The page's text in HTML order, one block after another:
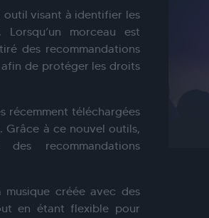
outil visant à identifier les
morceau est
des recommandations
de protéger les droits
récemment téléchargées
Grâce à ce nouvel outils,
recommandations
musique créée avec des
en étant flexible pour